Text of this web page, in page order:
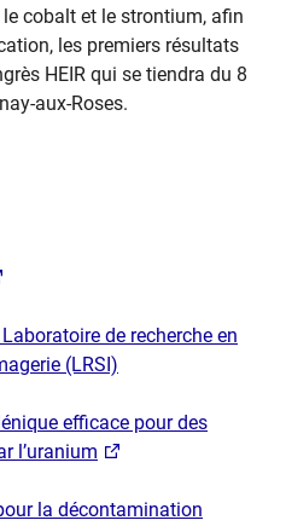
cobalt et le strontium, afin
les premiers résultats
HEIR qui se tiendra du 8
aux-Roses.
de recherche en
(LRSI)
efficace pour des
l’uranium
la décontamination